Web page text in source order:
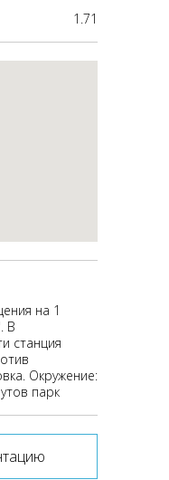
1.71
на 1
В
станция
Окружение:
парк